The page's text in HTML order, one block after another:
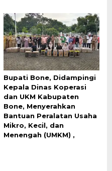
Bupati Bone, Didampingi
Kepala Dinas Koperasi
dan UKM Kabupaten
Bone, Menyerahkan
Bantuan Peralatan Usaha
Mikro, Kecil, dan
Menengah (UMKM) ,